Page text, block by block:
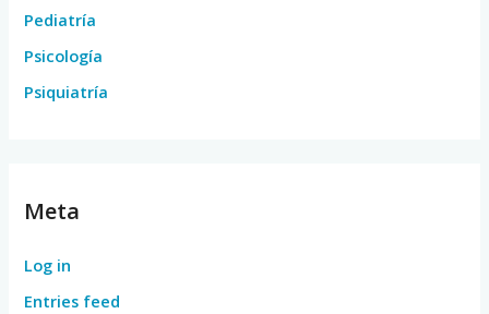
Pediatría
Psicología
Psiquiatría
Meta
Log in
Entries feed